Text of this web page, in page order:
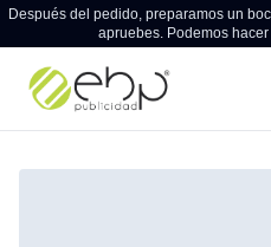
Después del pedido, preparamos un
apruebes. Podemos